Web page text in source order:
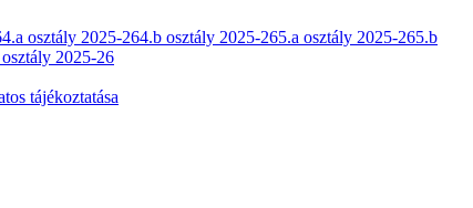
4.a osztály 2025-264.b osztály 2025-265.a osztály 2025-265.b
2025-26
tájékoztatása